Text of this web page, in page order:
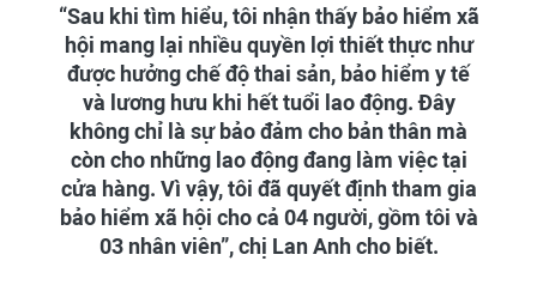
“Sau khi tìm hiểu, tôi nhận thấy bảo hiểm xã
hội mang lại nhiều quyền lợi thiết thực như
được hưởng chế độ thai sản, bảo hiểm y tế
và lương hưu khi hết tuổi lao động. Đây
không chỉ là sự bảo đảm cho bản thân mà
còn cho những lao động đang làm việc tại
cửa hàng. Vì vậy, tôi đã quyết định tham gia
bảo hiểm xã hội cho cả 04 người, gồm tôi và
03 nhân viên”, chị Lan Anh cho biết.